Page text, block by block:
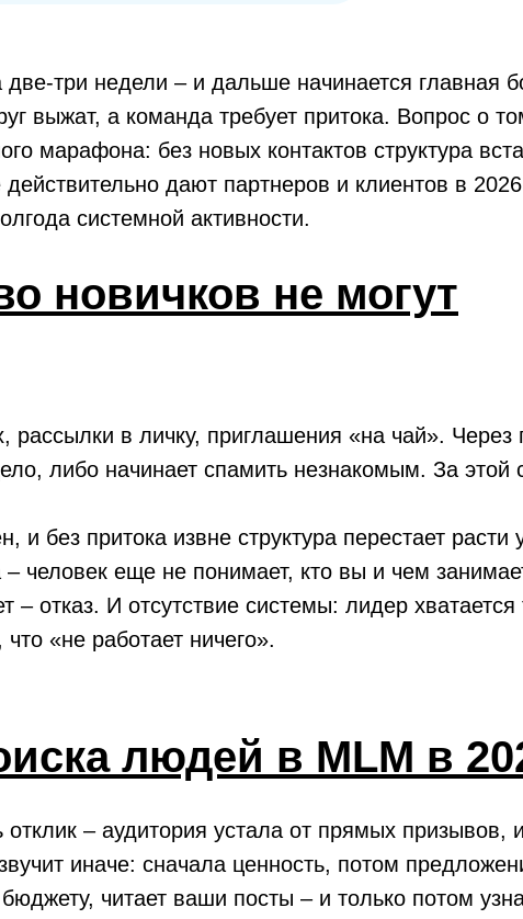
две-три недели – и дальше начинается главная
выжат, а команда требует притока. Вопрос о
марафона: без новых контактов структура
дают партнеров и клиентов в
системной активности.
новичков не могут
в личку, приглашения «на чай». Через
либо начинает спамить незнакомым. За этой
и без притока извне структура перестает
человек еще не понимает, кто вы и чем
– отказ. И отсутствие системы: лидер
«не работает ничего».
людей в MLM в
– аудитория устала от прямых призывов,
иначе: сначала ценность, потом
читает ваши посты – и только потом